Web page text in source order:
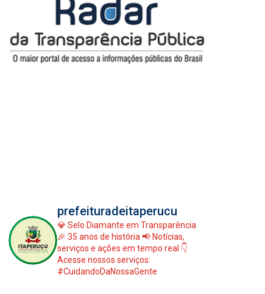
prefeituradeitaperucu
💎 Selo Diamante em Transparência
🎉 35 anos de história 📢 Notícias,
serviços e ações em tempo real 👇
Acesse nossos serviços:
#CuidandoDaNossaGente